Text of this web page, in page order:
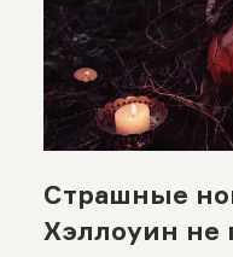
Страшные
Хэллоуин не